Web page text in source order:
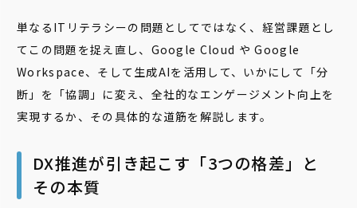
単なるITリテラシーの問題としてではなく、経営課題とし
てこの問題を捉え直し、Google Cloud や Google
Workspace、そして生成AIを活用して、いかにして「分
断」を「協調」に変え、全社的なエンゲージメント向上を
実現するか、その具体的な道筋を解説します。
DX推進が引き起こす「3つの格差」と
その本質